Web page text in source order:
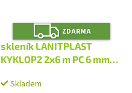
Z
D
A
R
M
ZDARMA
skleník LANITPLAST
KYKLOP2 2x6 m PC 6 mm
Skladem